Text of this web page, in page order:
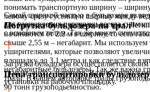
понимать транспортную ширину –
левому срезу гусениц и ширину между
где будет основная нагрузка на трал.
начинаются от 2,2 м в ширину, то есть
свыше 2,55 м – негабарит. Мы используем
уширителями, которые позволяют
площадку до 3,1 метра и как следствие
негабаритные бульдозеры. Так же важна
трала. В нашем автопарке тралы
90 тонн грузоподьемностью.
Самой широкой частью в бульдозере
для удешевления перевозки всегда
с основным телом. Так же может
Погрузка бульдозера на трал
Загрузка бульдозера осуществляется
трапам, либо с парапета. Важно правильно
установки на рабочую площадку.
Цена транспортировки